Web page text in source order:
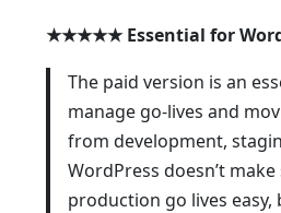
★★★★★ Essential for
The paid version is an
manage go-lives and
from development,
WordPress doesn’t
production go lives